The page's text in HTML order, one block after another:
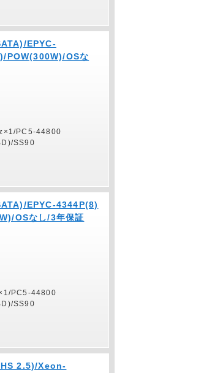
EPYC-
POW(300W)/OSな
PC5-44800
SS90
EPYC-4344P(8)
OSなし/3年保証
PC5-44800
SS90
2.5)/Xeon-